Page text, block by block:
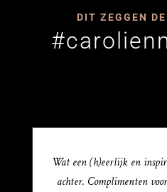
DIT ZEGGEN
Wat een (h)eerlijk en
achter. Complimenten